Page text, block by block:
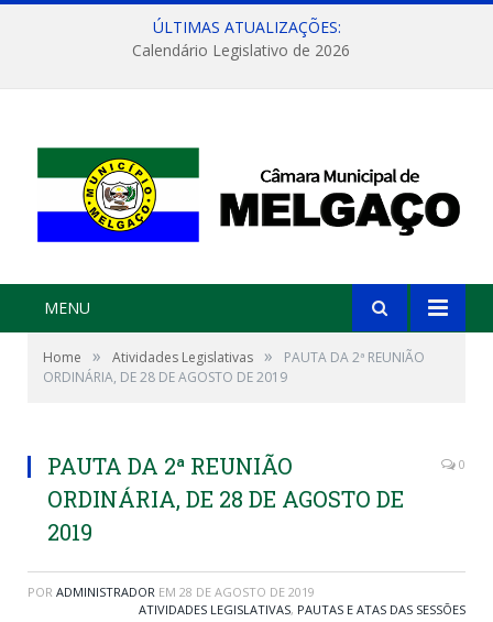
ÚLTIMAS ATUALIZAÇÕES:
Calendário Legislativo de 2026
MENU
Home » Atividades Legislativas »
PAUTA DA 2ª REUNIÃO
ORDINÁRIA, DE 28 DE AGOSTO DE 2019
PAUTA DA 2ª REUNIÃO
ORDINÁRIA, DE 28 DE AGOSTO DE
2019
0
POR ADMINISTRADOR EM 28 DE AGOSTO DE 2019
ATIVIDADES LEGISLATIVAS, PAUTAS E ATAS DAS SESSÕES